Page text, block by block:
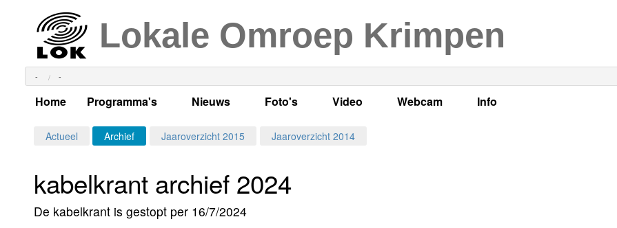
Lokale Omroep Krimpen
- -
Home Programma's
Alle dagen
Per dag
Maandag
Nieuws
Actueel Lokaal Nieuws
Kabelkrant
Foto's
Algemeen
Programma's
Video
LOK TV
Webcam Info
Actueel Archief Jaaroverzicht 2015 Jaaroverzicht 2014
kabelkrant archief 2024
De kabelkrant is gestopt per 16/7/2024